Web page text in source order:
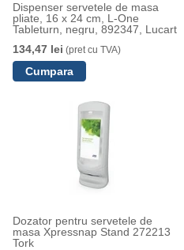
Dispenser servetele de masa
pliate, 16 x 24 cm, L-One
Tableturn, negru, 892347, Lucart
134,47 lei (pret cu TVA)
Dozator pentru servetele de
masa Xpressnap Stand 272213
Tork